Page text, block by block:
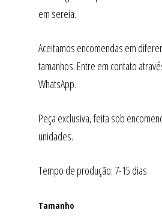
em sereia.
Aceitamos encomendas em
tamanhos. Entre em contato
WhatsApp.
Peça exclusiva, feita sob
unidades.
Tempo de produção: 7-15 dias
Tamanho